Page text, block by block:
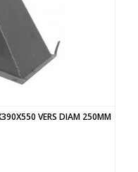
VERS DIAM 250MM